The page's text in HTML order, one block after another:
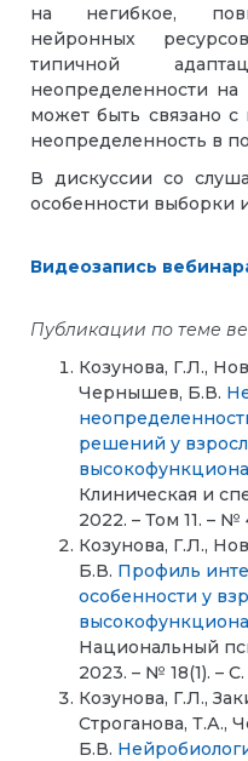
на негибкое,
нейронных
типичной
неопределенности
может быть связано
неопределенность в
В дискуссии со
особенности выборки
Видеозапись
Публикации по теме
Козунова, Г.Л.,
Чернышев, Б.В.
решений у
Клиническая и
2022. – Том 11. – №
Козунова, Г.Л.,
Б.В. Профиль
особенности у
Национальный
2023. – № 18(1). – С.
Козунова, Г.Л.,
Строганова, Т.А.,
Б.В.